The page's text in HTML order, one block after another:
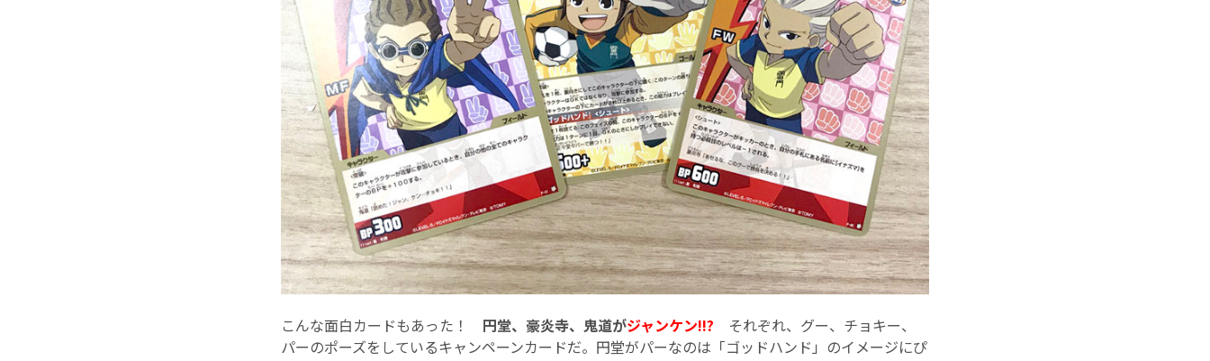
こんな面白カードもあった！ 円堂、豪炎寺、鬼道がジャンケン!!? それぞれ、グー、チョキー、
パーのポーズをしているキャンペーンカードだ。円堂がパーなのは「ゴッドハンド」のイメージにぴ